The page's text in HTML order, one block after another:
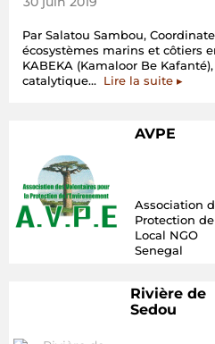
Par Salatou Sambou,
écosystèmes marins et côtiers
KABEKA (Kamaloor Be
catalytique… Lire la suite«
APAC
Zonaux
▸
AVPE
Association
Protection
Local NGO
Senegal
Rivière de
Sedou